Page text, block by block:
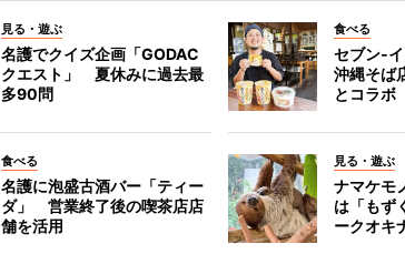
見る・遊ぶ
名護でクイズ企画「GODAC
クエスト」 夏休みに過去最
多90問
食べる
セブン‐
沖縄そば
とコラボ
食べる
名護に泡盛古酒バー「ティー
ダ」 営業終了後の喫茶店店
舗を活用
見る・遊ぶ
ナマケモ
は「も
ークオキ